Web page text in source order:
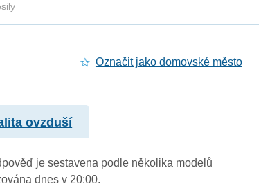
Označit jako domovské město
ovzduší
je sestavena podle několika modelů
dnes v 20:00.